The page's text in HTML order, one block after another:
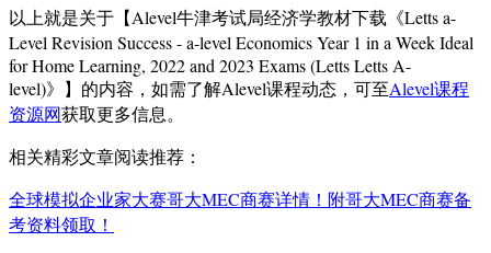
以上就是关于【Alevel牛津考试局经济学教材下载《Letts a-
Level Revision Success - a-level Economics Year 1 in a Week Ideal
for Home Learning, 2022 and 2023 Exams (Letts Letts A-
level)》】的内容，如需了解Alevel课程动态，可至Alevel课程
资源网获取更多信息。
相关精彩文章阅读推荐：
全球模拟企业家大赛哥大MEC商赛详情！附哥大MEC商赛备
考资料领取！